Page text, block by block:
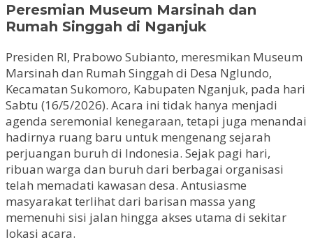
Peresmian Museum Marsinah dan
Rumah Singgah di Nganjuk
Presiden RI, Prabowo Subianto, meresmikan Museum
Marsinah dan Rumah Singgah di Desa Nglundo,
Kecamatan Sukomoro, Kabupaten Nganjuk, pada hari
Sabtu (16/5/2026). Acara ini tidak hanya menjadi
agenda seremonial kenegaraan, tetapi juga menandai
hadirnya ruang baru untuk mengenang sejarah
perjuangan buruh di Indonesia. Sejak pagi hari,
ribuan warga dan buruh dari berbagai organisasi
telah memadati kawasan desa. Antusiasme
masyarakat terlihat dari barisan massa yang
memenuhi sisi jalan hingga akses utama di sekitar
lokasi acara.